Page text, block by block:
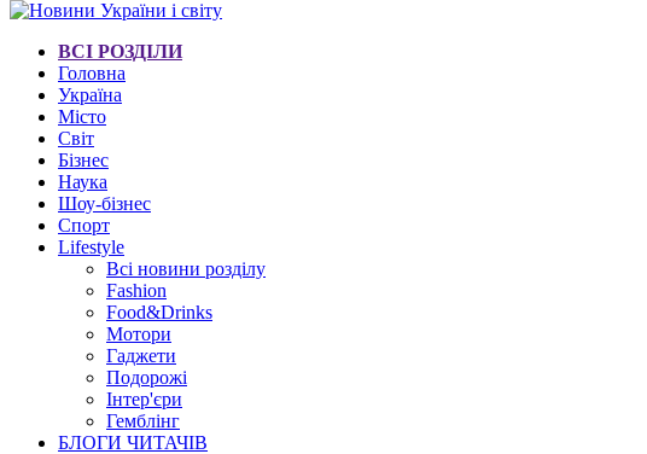
ВСІ РОЗДІЛИ
Головна
Україна
Місто
Світ
Бізнес
Наука
Шоу-бізнес
Спорт
Lifestyle
Всі новини розділу
Fashion
Food&Drinks
Мотори
Гаджети
Подорожі
Інтер'єри
Гемблінг
БЛОГИ ЧИТАЧІВ